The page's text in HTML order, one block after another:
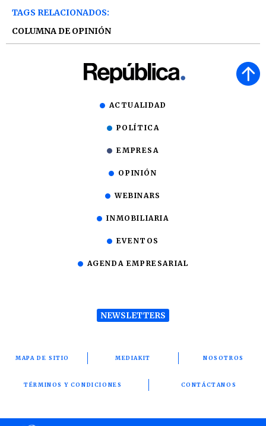
TAGS RELACIONADOS:
COLUMNA DE OPINIÓN
ACTUALIDAD
POLÍTICA
EMPRESA
OPINIÓN
WEBINARS
INMOBILIARIA
EVENTOS
AGENDA EMPRESARIAL
NEWSLETTERS
MAPA DE SITIO MEDIAKIT NOSOTROS
TÉRMINOS Y CONDICIONES CONTÁCTANOS